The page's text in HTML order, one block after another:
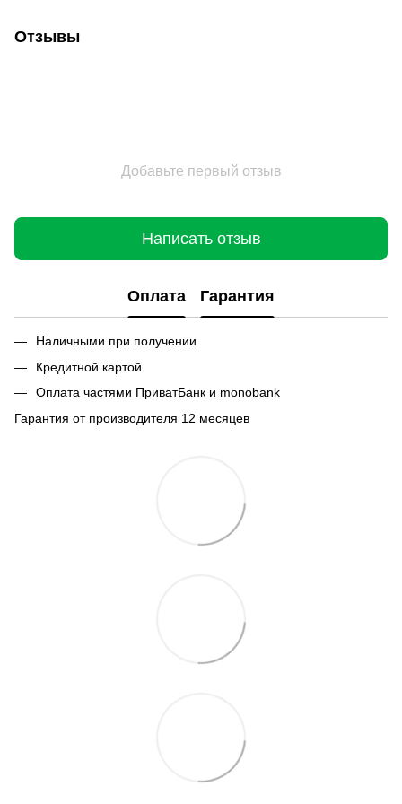
Отзывы
Добавьте первый отзыв
Написать отзыв
Оплата Гарантия
Наличными при получении
Кредитной картой
Оплата частями ПриватБанк и monobank
Гарантия от производителя 12 месяцев